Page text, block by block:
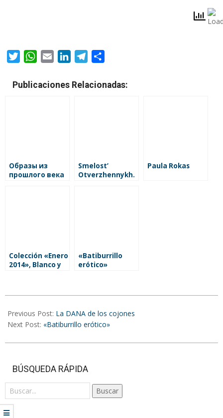
TwitterWhatsApp
Email LinkedInTelegram
Publicaciones Relacionadas:
Образы из
прошлого века
Smelost’
Otverzhennykh.
Paula Rokas
Colección «Enero
2014», Blanco y
«Batiburrillo
erótico»
12-
10
Previous Post: La DANA de los cojones
Next Post: «Batiburrillo erótico»
BÚSQUEDA RÁPIDA
Buscar